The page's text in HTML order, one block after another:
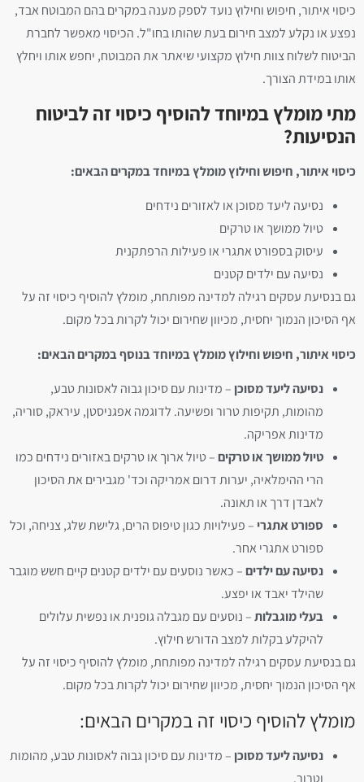
כיסוי איתור, חיפוש וחילוץ נועד לספק מענה במקרים בהם המבוטח אבד,
נפצע או נקלע למצב חירום בעת שהותו בחו"ל. הכיסוי מאפשר לחברת
הביטוח לשלוח צוות חילוץ מקצועי שיאתר את המבוטח, יחפש אותו ויחלץ
אותו במידת הצורך.
מתי מומלץ במיוחד להוסיף כיסוי זה לביטוח
הנסיעות?
כיסוי איתור, חיפוש וחילוץ מומלץ במיוחד במקרים הבאים:
נסיעה ליעד מסוכן או לאזורים נידחים
טיול ממושך או טרקים
עיסוק בספורט אתגרי או פעילות הרפתקנית
נסיעה עם ילדים קטנים
גם בנסיעת עסקים רגילה למדינה מפותחת, מומלץ להוסיף כיסוי זה על
אף הסיכון הנמוך יחסית, מכיוון שחירום יכול לקרות בכל מקום.
כיסוי איתור, חיפוש וחילוץ מומלץ במיוחד בנוסף במקרים הבאים:
נסיעה ליעד מסוכן– מדינות עם סיכון גבוה לאסונות טבע,
מהומות, תקיפות טרור ופשיעה. לדוגמה אפגניסטן, עיראק, סוריה,
מדינות אפריקה.
טיול ממושך או טרקים– טיול ארוך או טרקים באזורים נידחים כמו
הרי ההימלאיה, יערות דרום אמריקה וכד' מגבירים את הסיכון
לאבדן דרך או תאונה.
ספורט אתגרי– פעילויות כגון טיפוס הרים, גלישת שלג, צניחה, וכל
ספורט אתגרי אחר.
נסיעה עם ילדים– כאשר נוסעים עם ילדים קטנים קיים חשש מוגבר
שהילד יאבד או יפצע.
בעלי מוגבלות– נוסעים עם מגבלה גופנית או נפשית עלולים
להיקלע בקלות למצב הדורש חילוץ.
גם בנסיעת עסקים רגילה למדינה מפותחת, מומלץ להוסיף כיסוי זה על
אף הסיכון הנמוך יחסית, מכיוון שחירום יכול לקרות בכל מקום.
מומלץ להוסיף כיסוי זה במקרים הבאים:
נסיעה ליעד מסוכן– מדינות עם סיכון גבוה לאסונות טבע, מהומות
וטרור.